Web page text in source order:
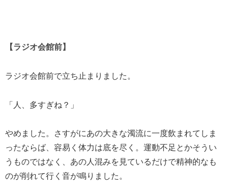
【ラジオ会館前】
ラジオ会館前で立ち止まりました。
「人、多すぎね？」
やめました。さすがにあの大きな濁流に一度飲まれてしま
ったならば、容易く体力は底を尽く。運動不足とかそうい
うものではなく、あの人混みを見ているだけで精神的なも
のが削れて行く音が鳴りました。